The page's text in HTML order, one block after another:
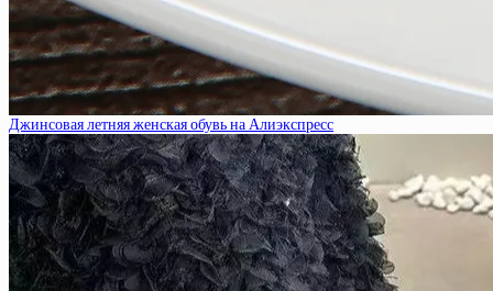
Джинсовая летняя женская обувь на Алиэкспресс